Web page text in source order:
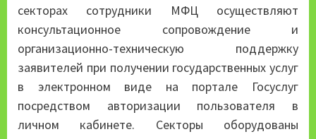
секторах сотрудники МФЦ осуществляют
консультационное сопровождение и
организационно-техническую поддержку
заявителей при получении государственных услуг
в электронном виде на портале Госуслуг
посредством авторизации пользователя в
личном кабинете. Секторы оборудованы